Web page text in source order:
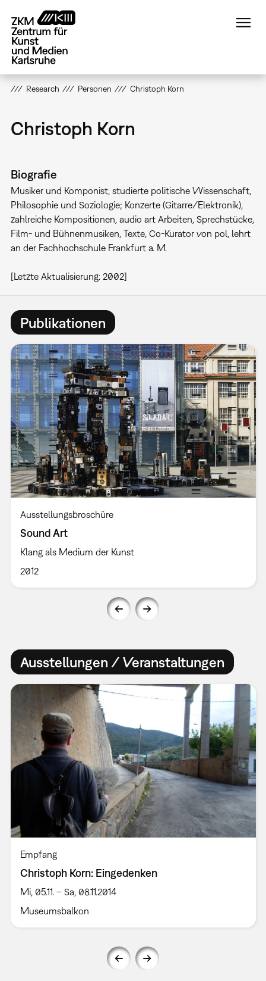
zum
Inhalt
Research Personen Christoph Korn
Christoph Korn
Biografie
Musiker und Komponist, studierte politische Wissenschaft,
Philosophie und Soziologie; Konzerte (Gitarre/Elektronik),
zahlreiche Kompositionen, audio art Arbeiten, Sprechstücke,
Film- und Bühnenmusiken, Texte, Co-Kurator von pol, lehrt
an der Fachhochschule Frankfurt a. M.
[Letzte Aktualisierung: 2002]
Publikationen
Ausstellungsbroschüre
Sound Art
Klang als Medium der Kunst
2012
Ausstellungen / Veranstaltungen
Empfang
Christoph Korn: Eingedenken
Mi, 05.11. – Sa, 08.11.2014
Museumsbalkon